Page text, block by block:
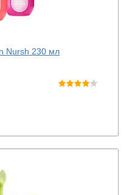
Nursh 230 мл